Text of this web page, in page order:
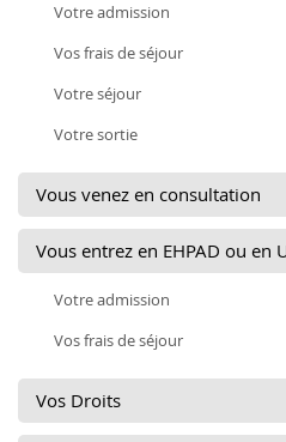
Votre admission
Vos frais de séjour
Votre séjour
Votre sortie
Vous venez en consultation
Vous entrez en EHPAD ou en
Votre admission
Vos frais de séjour
Vos Droits